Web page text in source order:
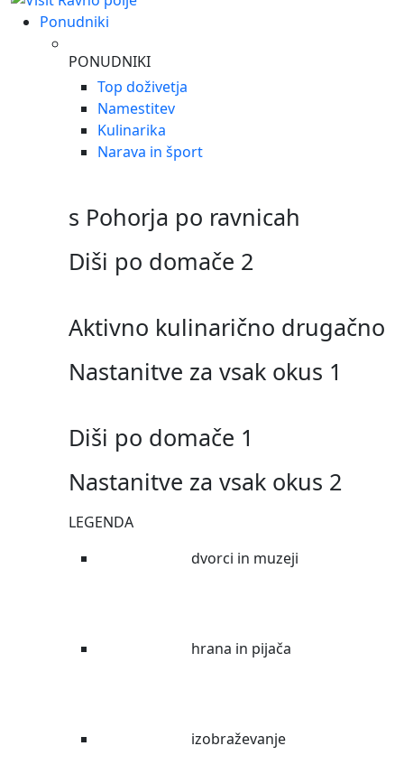
Ponudniki
PONUDNIKI
Top doživetja
Namestitev
Kulinarika
Narava in šport
s Pohorja po ravnicah
Diši po domače 2
Aktivno kulinarično drugačno
Nastanitve za vsak okus 1
Diši po domače 1
Nastanitve za vsak okus 2
LEGENDA
dvorci in muzeji
hrana in pijača
izobraževanje